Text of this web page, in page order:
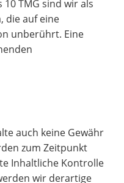
TMG sind wir als
die auf eine
unberührt. Eine
auch keine Gewähr
zum Zeitpunkt
Inhaltliche Kontrolle
wir derartige